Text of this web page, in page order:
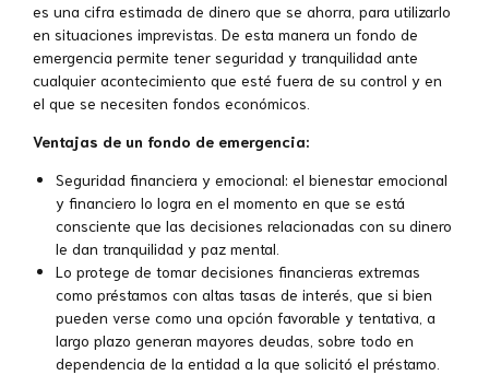
es una cifra estimada de dinero que se ahorra, para utilizarlo
en situaciones imprevistas. De esta manera un fondo de
emergencia permite tener seguridad y tranquilidad ante
cualquier acontecimiento que esté fuera de su control y en
el que se necesiten fondos económicos.
Ventajas de un fondo de emergencia:
Seguridad financiera y emocional: el bienestar emocional
y financiero lo logra en el momento en que se está
consciente que las decisiones relacionadas con su dinero
le dan tranquilidad y paz mental.
Lo protege de tomar decisiones financieras extremas
como préstamos con altas tasas de interés, que si bien
pueden verse como una opción favorable y tentativa, a
largo plazo generan mayores deudas, sobre todo en
dependencia de la entidad a la que solicitó el préstamo.